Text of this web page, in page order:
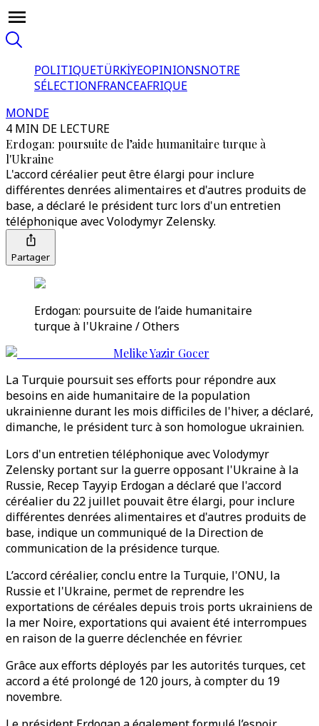
POLITIQUETÜRKİYEOPINIONSNOTRE
SÉLECTIONFRANCEAFRIQUE
MONDE
4 MIN DE LECTURE
Erdogan: poursuite de l’aide humanitaire turque à
l'Ukraine
L'accord céréalier peut être élargi pour inclure
différentes denrées alimentaires et d'autres produits de
base, a déclaré le président turc lors d'un entretien
téléphonique avec Volodymyr Zelensky.
Partager
Erdogan: poursuite de l’aide humanitaire
turque à l'Ukraine / Others
Melike Yazir Gocer
La Turquie poursuit ses efforts pour répondre aux
besoins en aide humanitaire de la population
ukrainienne durant les mois difficiles de l'hiver, a déclaré,
dimanche, le président turc à son homologue ukrainien.
Lors d'un entretien téléphonique avec Volodymyr
Zelensky portant sur la guerre opposant l'Ukraine à la
Russie, Recep Tayyip Erdogan a déclaré que l'accord
céréalier du 22 juillet pouvait être élargi, pour inclure
différentes denrées alimentaires et d'autres produits de
base, indique un communiqué de la Direction de
communication de la présidence turque.
L’accord céréalier, conclu entre la Turquie, l'ONU, la
Russie et l'Ukraine, permet de reprendre les
exportations de céréales depuis trois ports ukrainiens de
la mer Noire, exportations qui avaient été interrompues
en raison de la guerre déclenchée en février.
Grâce aux efforts déployés par les autorités turques, cet
accord a été prolongé de 120 jours, à compter du 19
novembre.